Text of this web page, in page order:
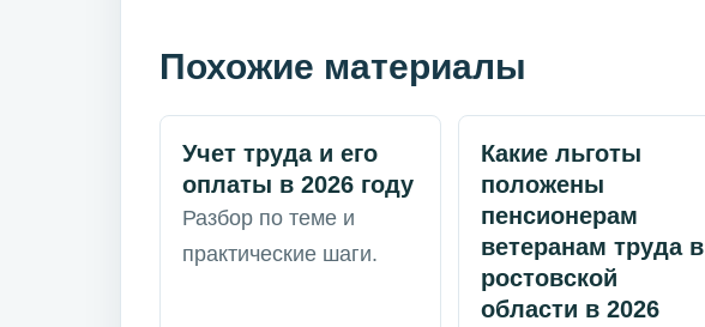
Похожие материалы
Учет труда и его
оплаты в 2026 году
Разбор по теме и
практические шаги.
Какие льготы
положены
пенсионерам
ветеранам труда в
ростовской
области в 2026